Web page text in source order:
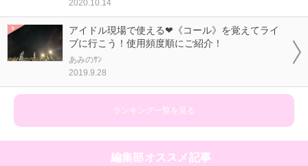
2020.10.14
アイドル現場で使える❤《コール》を覚えてライ
ブに行こう！使用頻度順にご紹介！
あみのｻﾝ
2019.9.28
ランキング一覧を見る
編集部オススメ記事